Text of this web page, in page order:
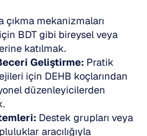
çıkma mekanizmaları
BDT gibi bireysel veya
katılmak.
Geliştirme: Pratik
için DEHB koçlarından
düzenleyicilerden
Destek grupları veya
aracılığıyla